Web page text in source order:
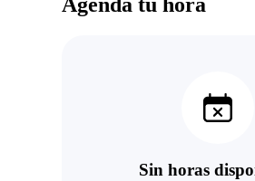
Sin horas